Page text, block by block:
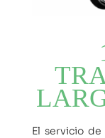
El servicio